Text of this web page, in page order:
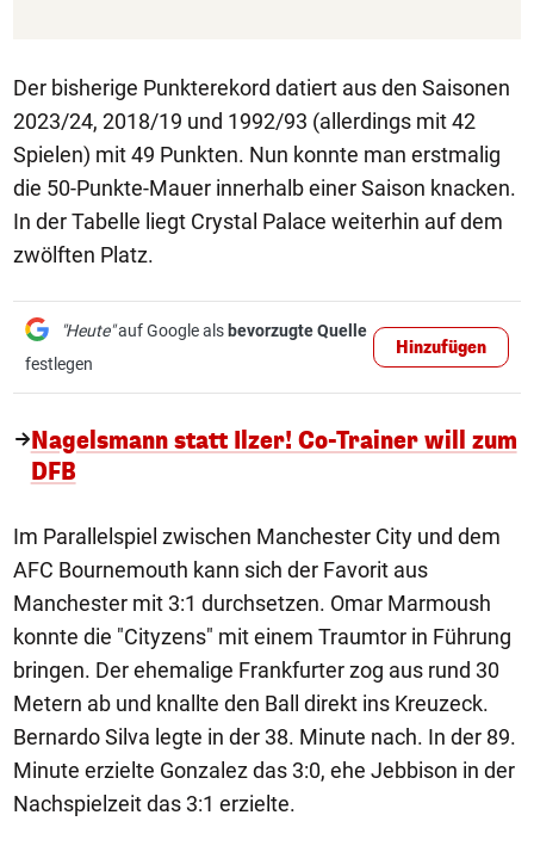
Der bisherige Punkterekord datiert aus den Saisonen
2023/24, 2018/19 und 1992/93 (allerdings mit 42
Spielen) mit 49 Punkten. Nun konnte man erstmalig
die 50-Punkte-Mauer innerhalb einer Saison knacken.
In der Tabelle liegt Crystal Palace weiterhin auf dem
zwölften Platz.
"Heute"auf Google als bevorzugte Quelle
festlegen
Hinzufügen
Nagelsmann statt Ilzer! Co-Trainer will zum
DFB
Im Parallelspiel zwischen Manchester City und dem
AFC Bournemouth kann sich der Favorit aus
Manchester mit 3:1 durchsetzen. Omar Marmoush
konnte die "Cityzens" mit einem Traumtor in Führung
bringen. Der ehemalige Frankfurter zog aus rund 30
Metern ab und knallte den Ball direkt ins Kreuzeck.
Bernardo Silva legte in der 38. Minute nach. In der 89.
Minute erzielte Gonzalez das 3:0, ehe Jebbison in der
Nachspielzeit das 3:1 erzielte.